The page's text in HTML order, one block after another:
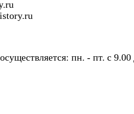
пн. - пт. с 9.00